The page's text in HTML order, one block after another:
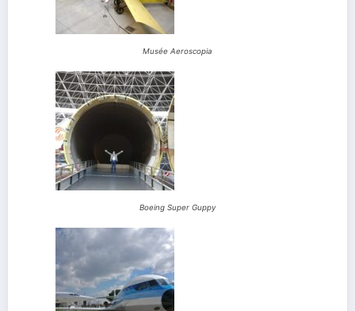
Musée Aeroscopia
Boeing Super Guppy